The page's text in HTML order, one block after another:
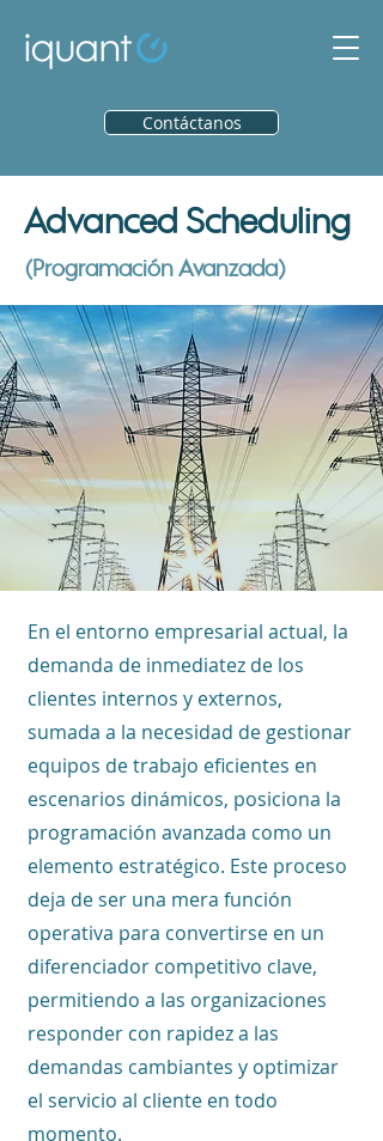
Contáctanos
Advanced Scheduling
(Programación Avanzada)
En el entorno empresarial actual, la
demanda de inmediatez de los
clientes internos y externos,
sumada a la necesidad de gestionar
equipos de trabajo eficientes en
escenarios dinámicos, posiciona la
programación avanzada como un
elemento estratégico. Este proceso
deja de ser una mera función
operativa para convertirse en un
diferenciador competitivo clave,
permitiendo a las organizaciones
responder con rapidez a las
demandas cambiantes y optimizar
el servicio al cliente en todo
momento.